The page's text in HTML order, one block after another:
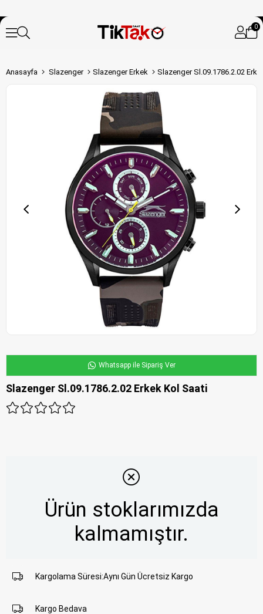
0
Anasayfa Slazenger Slazenger Erkek Slazenger Sl.09.1786.2.02
Whatsapp ile Sipariş Ver
Slazenger Sl.09.1786.2.02 Erkek Kol Saati
Ürün stoklarımızda
kalmamıştır.
Kargolama Süresi:Aynı Gün Ücretsiz Kargo
Kargo Bedava